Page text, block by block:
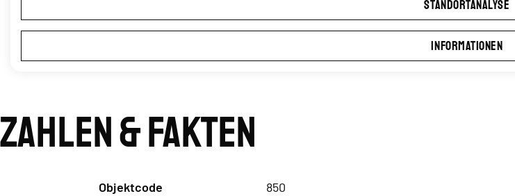
Standortanalyse
Informationen
Zahlen & Fakten
Objektcode
850